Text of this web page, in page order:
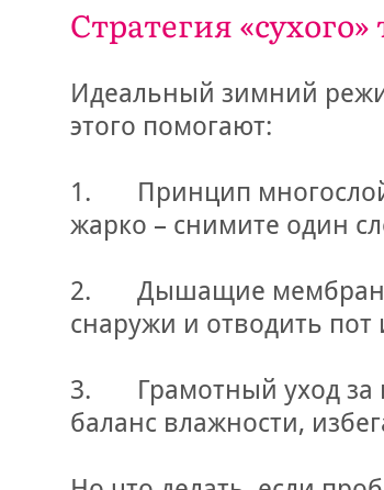
Стратегия
Идеальный зимний
этого помогают:
1. Принцип
жарко – снимите один
2. Дышащие мембранные
снаружи и отводить пот
3. Грамотный уход за
баланс влажности,